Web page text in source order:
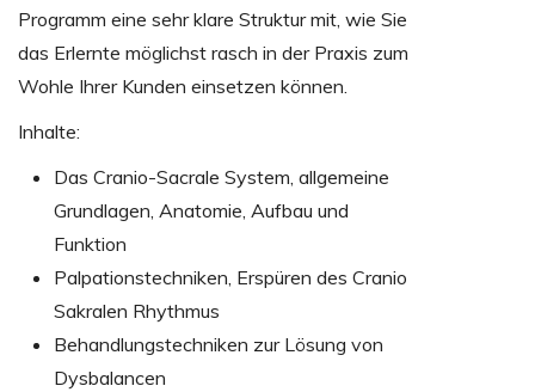
Programm eine sehr klare Struktur mit, wie Sie
das Erlernte möglichst rasch in der Praxis zum
Wohle Ihrer Kunden einsetzen können.
Inhalte:
Das Cranio-Sacrale System, allgemeine
Grundlagen, Anatomie, Aufbau und
Funktion
Palpationstechniken, Erspüren des Cranio
Sakralen Rhythmus
Behandlungstechniken zur Lösung von
Dysbalancen